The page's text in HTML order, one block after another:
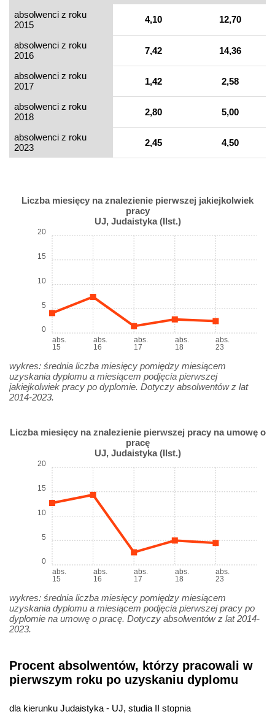
absolwenci z roku
2015
4,10 12,70
absolwenci z roku
2016
7,42 14,36
absolwenci z roku
2017
1,42 2,58
absolwenci z roku
2018
2,80 5,00
absolwenci z roku
2023
2,45 4,50
Liczba miesięcy na znalezienie pierwszej jakiejkolwiek
pracy
UJ, Judaistyka (IIst.)
abs.
15
abs.
16
abs.
17
abs.
18
abs.
23
0
5
10
15
20
wykres: średnia liczba miesięcy pomiędzy miesiącem
uzyskania dyplomu a miesiącem podjęcia pierwszej
jakiejkolwiek pracy po dyplomie. Dotyczy absolwentów z lat
2014-2023.
Liczba miesięcy na znalezienie pierwszej pracy na umowę o
pracę
UJ, Judaistyka (IIst.)
abs.
15
abs.
16
abs.
17
abs.
18
abs.
23
0
5
10
15
20
wykres: średnia liczba miesięcy pomiędzy miesiącem
uzyskania dyplomu a miesiącem podjęcia pierwszej pracy po
dyplomie na umowę o pracę. Dotyczy absolwentów z lat 2014-
2023.
Procent absolwentów, którzy pracowali w
pierwszym roku po uzyskaniu dyplomu
dla kierunku Judaistyka - UJ, studia II stopnia